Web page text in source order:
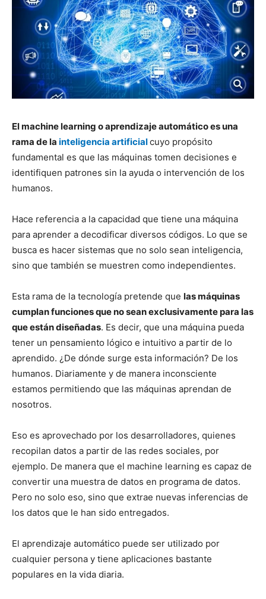
El machine learning o aprendizaje automático es una
rama de la inteligencia artificialcuyo propósito
fundamental es que las máquinas tomen decisiones e
identifiquen patrones sin la ayuda o intervención de los
humanos.
Hace referencia a la capacidad que tiene una máquina
para aprender a decodificar diversos códigos. Lo que se
busca es hacer sistemas que no solo sean inteligencia,
sino que también se muestren como independientes.
Esta rama de la tecnología pretende que las máquinas
cumplan funciones que no sean exclusivamente para las
que están diseñadas. Es decir, que una máquina pueda
tener un pensamiento lógico e intuitivo a partir de lo
aprendido. ¿De dónde surge esta información? De los
humanos. Diariamente y de manera inconsciente
estamos permitiendo que las máquinas aprendan de
nosotros.
Eso es aprovechado por los desarrolladores, quienes
recopilan datos a partir de las redes sociales, por
ejemplo. De manera que el machine learning es capaz de
convertir una muestra de datos en programa de datos.
Pero no solo eso, sino que extrae nuevas inferencias de
los datos que le han sido entregados.
El aprendizaje automático puede ser utilizado por
cualquier persona y tiene aplicaciones bastante
populares en la vida diaria.